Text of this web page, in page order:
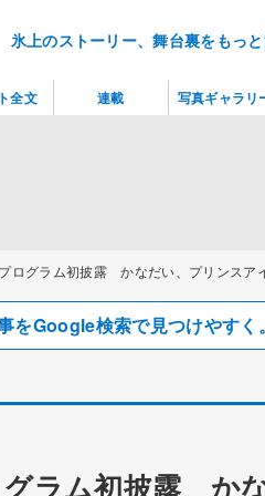
氷上のストーリー、舞台裏をもっ
ログラム初披露 かなだい、プリンス
をGoogle検索で見つけやすく
ラム初披露 か
全文 連載 写真ギャラリ